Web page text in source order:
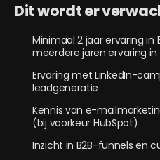
Dit wordt er
Minimaal 2 jaar ervaring
meerdere jaren ervaring in
Ervaring met LinkedIn-
leadgeneratie
Kennis van e-
(bij voorkeur HubSpot)
Inzicht in B2B-funnels en